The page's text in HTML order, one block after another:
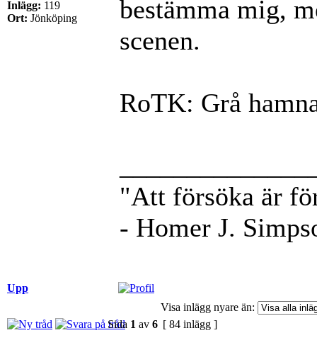
Inlägg: 119
Ort: Jönköping
bestämma mig,
scenen.
RoTK: Grå
"Att försöka är
- Homer J.
Upp
Visa inlägg nyare än:
Sida 1 av 6 [ 84 inlägg ]